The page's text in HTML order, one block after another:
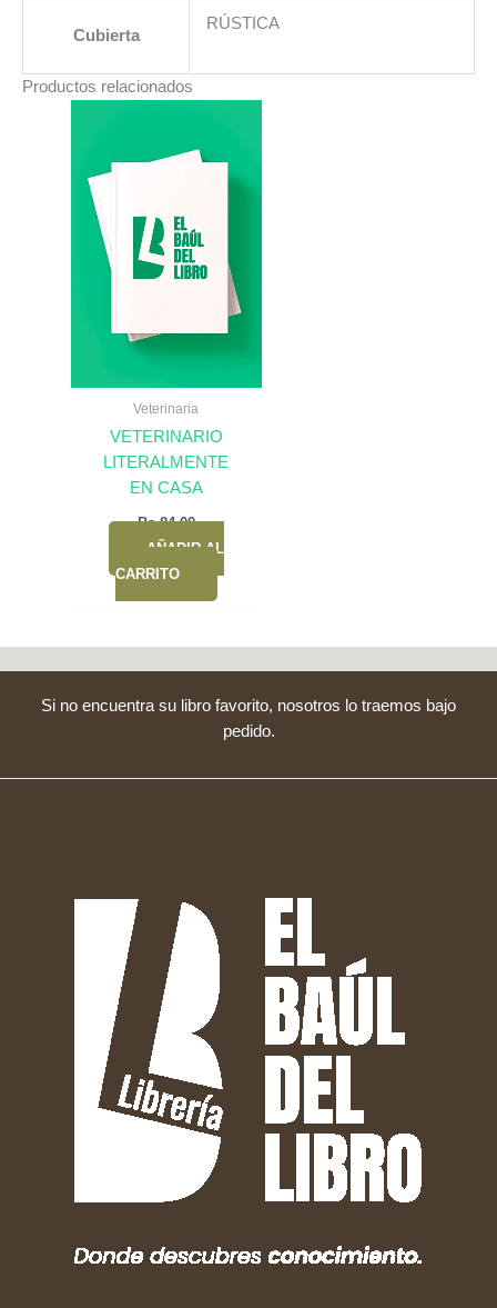
Cubierta
RÚSTICA
Productos relacionados
Veterinaria
VETERINARIO
LITERALMENTE
EN CASA
Bs.84,00
AÑADIR AL
CARRITO
Si no encuentra su libro favorito, nosotros lo traemos bajo
pedido.